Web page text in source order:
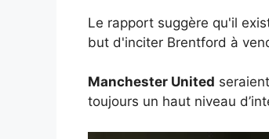
Le rapport suggère qu'il
but d'inciter Brentford à
Manchester United
toujours un haut niveau